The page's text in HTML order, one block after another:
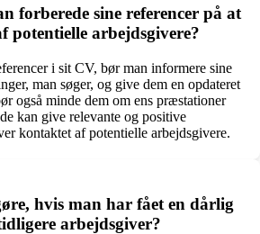
forberede sine referencer på at
potentielle arbejdsgivere?
i sit CV, bør man informere sine
man søger, og give dem en opdateret
også minde dem om ens præstationer
kan give relevante og positive
kontaktet af potentielle arbejdsgivere.
hvis man har fået en dårlig
arbejdsgiver?